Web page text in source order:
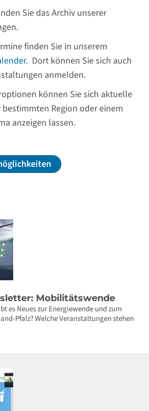
Sie das Archiv unserer
finden Sie in unserem
Dort können Sie sich auch
anmelden.
können Sie sich aktuelle
Region oder einem
anzeigen lassen.
Mobilitätswende
es Neues zur Energiewende und zum
Pfalz? Welche Veranstaltungen stehen